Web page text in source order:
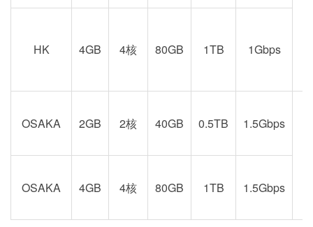
HK 4GB 4核 80GB 1TB 1Gbps
OSAKA 2GB 2核 40GB 0.5TB
1.5Gbps
OSAKA
4GB 4核 80GB 1TB 1.5Gbps